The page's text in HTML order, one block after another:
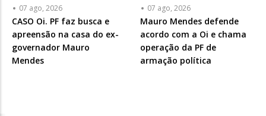
07 ago, 2026
CASO Oi. PF faz busca e
apreensão na casa do ex-
governador Mauro
Mendes
07 ago, 2026
Mauro Mendes defende
acordo com a Oi e chama
operação da PF de
armação política